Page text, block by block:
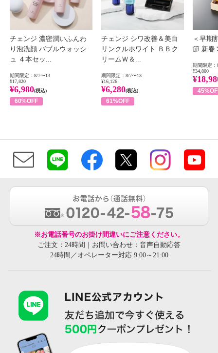
チェンジ 濃密潤いふんわ
り泡洗顔 バブルウォッシ
ュ ４本セッ...
期間限定：8/7〜13
¥17,820
¥6,980(税込)
60%OFF
チェンジ シワ改善＆美白
リンクルホワイト ＢＢク
リームＷ＆...
期間限定：8/7〜13
¥16,126
¥6,280(税込)
61%OFF
＜早期
節 新春
期間限定：
¥34,800
※お電話番号のお掛け間違いにご注意ください。
ご注文：24時間｜お問い合わせ：音声自動応答
24時間／オペレーター対応 9:00～21:00